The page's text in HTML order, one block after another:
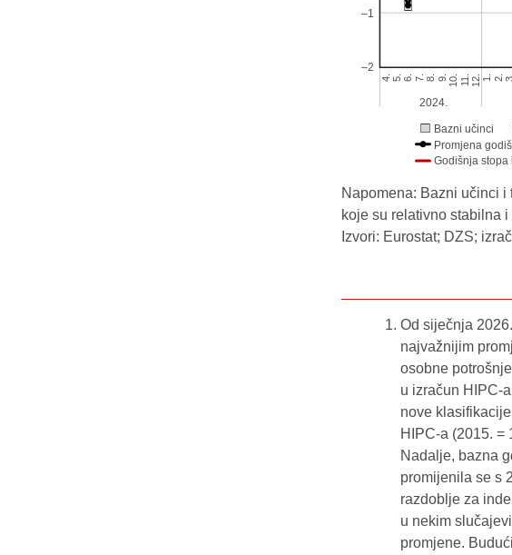
Napomena: Bazni učinci
koje su relativno stabilna
Izvori: Eurostat; DZS;
Od siječnja
najvažnijim
osobne
u izračun HIPC-
nove
HIPC-a (2015. =
Nadalje, bazna
promijenila se s
razdoblje za
u nekim
promjene.